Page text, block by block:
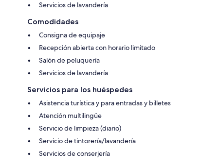
Servicios de lavandería
Comodidades
Consigna de equipaje
Recepción abierta con horario limitado
Salón de peluquería
Servicios de lavandería
Servicios para los huéspedes
Asistencia turística y para entradas y billetes
Atención multilingüe
Servicio de limpieza (diario)
Servicio de tintorería/lavandería
Servicios de conserjería